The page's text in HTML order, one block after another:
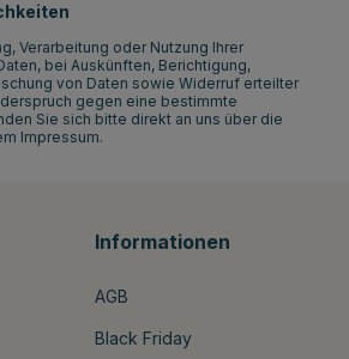
Verarbeitung oder Nutzung Ihrer
bei Auskünften, Berichtigung,
von Daten sowie Widerruf erteilter
gegen eine bestimmte
Sie sich bitte direkt an uns über die
Impressum.
Informationen
AGB
Black Friday